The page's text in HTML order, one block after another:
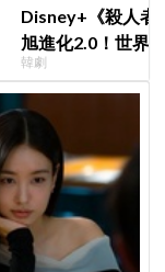
Disney+《殺人者
旭進化2.0！世界
登場竟殺了「他」
韓劇